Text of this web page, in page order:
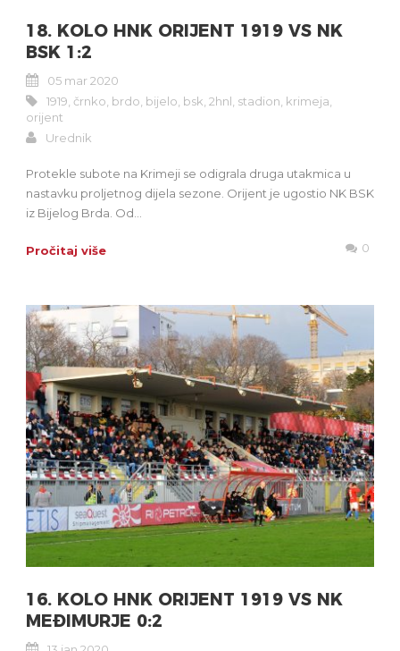
18. KOLO HNK ORIJENT 1919 VS NK
BSK 1:2
05 mar 2020
1919 črnko brdo bijelo bsk 2hnl stadion krimeja
orijent
Urednik
Protekle subote na Krimeji se odigrala druga utakmica u
nastavku proljetnog dijela sezone. Orijent je ugostio NK BSK
iz Bijelog Brda. Od...
Pročitaj više 0
16. KOLO HNK ORIJENT 1919 VS NK
MEĐIMURJE 0:2